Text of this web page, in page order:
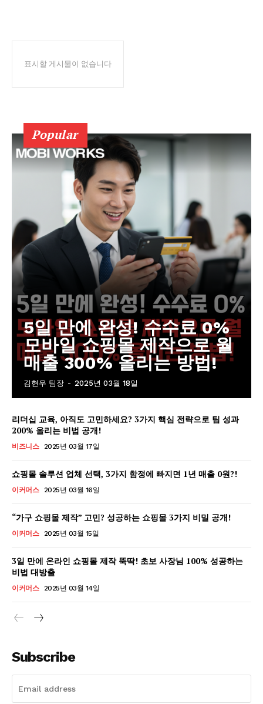
GB leader
표시할 게시물이 없습니다
Popular
5일 만에 완성! 수수료 0%
모바일 쇼핑몰 제작으로 월
매출 300% 올리는 방법!
김현우 팀장 - 2025년 03월 18일
리더십 교육, 아직도 고민하세요? 3가지 핵심 전략으로 팀 성과
200% 올리는 비법 공개!
비즈니스 2025년 03월 17일
쇼핑몰 솔루션 업체 선택, 3가지 함정에 빠지면 1년 매출 0원?!
이커머스 2025년 03월 16일
“가구 쇼핑몰 제작” 고민? 성공하는 쇼핑몰 3가지 비밀 공개!
이커머스 2025년 03월 15일
3일 만에 온라인 쇼핑몰 제작 뚝딱! 초보 사장님 100% 성공하는
비법 대방출
이커머스 2025년 03월 14일
Subscribe